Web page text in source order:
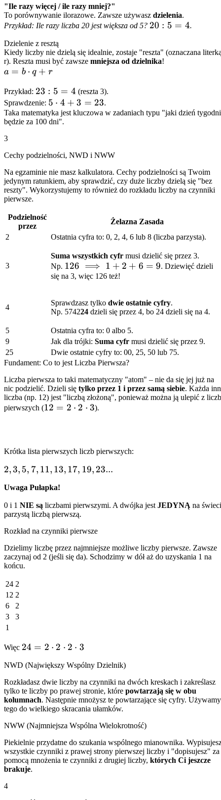
=
"Ile razy więcej / ile razy mniej?"
To porównywanie ilorazowe. Zawsze używasz dzielenia.
Przykład: Ile razy liczba 20 jest większa od 5? 20
=
4
20 : 5 = 4.
Dzielenie z resztą
Kiedy liczby nie dzielą się idealnie, zostaje "reszta" (oznaczana
r). Reszta musi być zawsze mniejsza od dzielnika!
a = b
q + r
a = b ⋅ q + r
Przykład: 23
: 5
=
4
23 : 5 = 4 (reszta 3).
Sprawdzenie: 5
\cdot
4 + 3
5 ⋅ 4 + 3 = 23.
Taka matematyka jest kluczowa w zadaniach typu "jaki dzień
będzie za 100 dni".
3
Cechy podzielności, NWD i NWW
Na egzaminie nie masz kalkulatora. Cechy podzielności są Twoim
jedynym ratunkiem, aby sprawdzić, czy duże liczby dzielą się "bez
reszty". Wykorzystujemy to również do rozkładu liczby na czynniki
pierwsze.
Podzielność
przez
Żelazna Zasada
2
Ostatnia cyfra to: 0, 2, 4, 6 lub 8 (liczba parzysta).
3
Suma wszystkich cyfr musi dzielić się przez 3.
Np. 126
\implies
= 9
126 ⟹ 1 + 2 + 6 = 9. Dziewięć dzieli
się na 3, więc 126 też!
4
Sprawdzasz tylko dwie ostatnie cyfry.
Np. 574224 dzieli się przez 4, bo 24 dzieli się na 4.
5
Ostatnia cyfra to: 0 albo 5.
9
Jak dla trójki: Suma cyfr musi dzielić się przez 9.
25
Dwie ostatnie cyfry to: 00, 25, 50 lub 75.
Fundament: Co to jest Liczba Pierwsza?
Liczba pierwsza to taki matematyczny "atom" – nie da się jej już na
nic podzielić. Dzieli się tylko przez 1 i przez samą siebie. Każda
liczba (np. 12) jest "liczbą złożoną", ponieważ można ją ulepić z liczb
pierwszych (12 =
\cdot
3
12 = 2 ⋅ 2 ⋅ 3).
Krótka lista pierwszych liczb pierwszych:
2, 3,
11,
13,
17,
19,
2,3, 5, 7, 11, 13, 17, 19, 23...
Uwaga Pułapka!
0 i 1 NIE są liczbami pierwszymi. A dwójka jest JEDYNĄ na
parzystą liczbą pierwszą.
Rozkład na czynniki pierwsze
Dzielimy liczbę przez najmniejsze możliwe liczby pierwsze. Zawsze
zaczynaj od 2 (jeśli się da). Schodzimy w dół aż do uzyskania 1 na
końcu.
24 2
12 2
6
2
3
3
1
Więc 24 =
\cdot
2
\cdot
2
3
24 = 2 ⋅ 2 ⋅ 2 ⋅ 3
NWD (Największy Wspólny Dzielnik)
Rozkładasz dwie liczby na czynniki na dwóch kreskach i zakreślasz
tylko te liczby po prawej stronie, które powtarzają się w obu
kolumnach. Następnie mnożysz te powtarzające się cyfry. Używamy
tego do wielkiego skracania ułamków.
NWW (Najmniejsza Wspólna Wielokrotność)
Piekielnie przydatne do szukania wspólnego mianownika.
wszystkie czynniki z prawej strony pierwszej liczby i "dopisujesz" za
pomocą mnożenia te czynniki z drugiej liczby, których Ci jeszcze
brakuje.
4